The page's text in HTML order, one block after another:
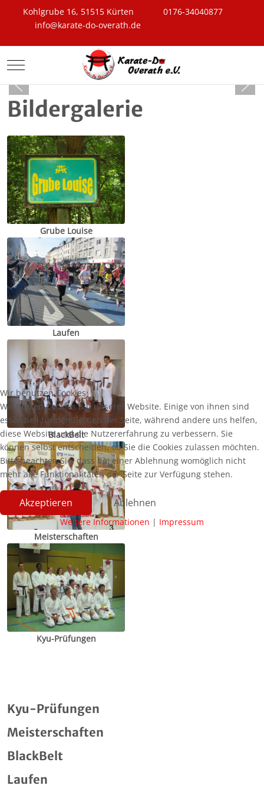
Kohlgrube 16, 51515 Kürten
0176-34040877
info@karate-do-overath.de
Mobile Menu Toggle
Bildergalerie
Grube Louise
Laufen
BlackBelt
Meisterschaften
Kyu-Prüfungen
Kyu-Prüfungen
Meisterschaften
BlackBelt
Laufen
Wir benutzen Cookies
Wir nutzen Cookies auf unserer Website. Einige von ihnen sind
essenziell für den Betrieb der Seite, während andere uns helfen,
diese Website und die Nutzererfahrung zu verbessern. Sie
können selbst entscheiden, ob Sie die Cookies zulassen möchten.
Bitte beachten Sie, dass bei einer Ablehnung womöglich nicht
mehr alle Funktionalitäten der Seite zur Verfügung stehen.
Akzeptieren Ablehnen
Weitere Informationen | Impressum